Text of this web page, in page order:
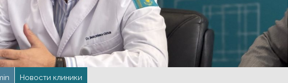
Новости клиники